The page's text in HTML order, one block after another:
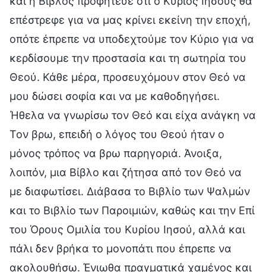
επέστρεφε για να μας κρίνει εκείνη την εποχή,
οπότε έπρεπε να υποδεχτούμε τον Κύριο για να
κερδίσουμε την προστασία και τη σωτηρία του
Θεού. Κάθε μέρα, προσευχόμουν στον Θεό να
μου δώσει σοφία και να με καθοδηγήσει.
Ήθελα να γνωρίσω τον Θεό και είχα ανάγκη να
Τον βρω, επειδή ο λόγος του Θεού ήταν ο
μόνος τρόπος να βρω παρηγοριά. Άνοιξα,
λοιπόν, μια Βίβλο και ζήτησα από τον Θεό να
με διαφωτίσει. Διάβασα το Βιβλίο των Ψαλμών
και το Βιβλίο των Παροιμιών, καθώς και την Επί
του Όρους Ομιλία του Κυρίου Ιησού, αλλά και
πάλι δεν βρήκα το μονοπάτι που έπρεπε να
ακολουθήσω. Ένιωθα πραγματικά χαμένος και